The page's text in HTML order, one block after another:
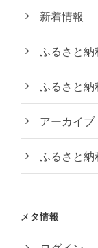
新着情報
ふるさと納
ふるさと納
アーカイブ
ふるさと納
メタ情報